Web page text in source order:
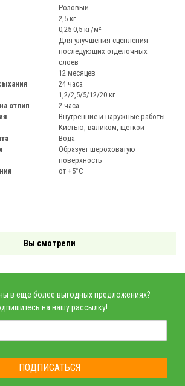
Розовый
2,5 кг
0,25-0,5 кг/м²
Для улучшения сцепления
последующих отделочных
слоев
12 месяцев
24 часа
1,2/2,5/5/12/20 кг
отлип
2 часа
Внутренние и наружные работы
Кистью, валиком, щеткой
Вода
Образует шероховатую
поверхность
от +5°С
Вы смотрели
в еще более выгодных предложениях?
на нашу рассылку!
ПОДПИСАТЬСЯ